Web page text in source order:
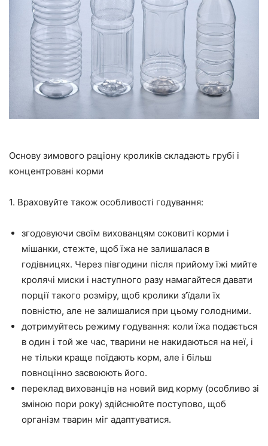
Основу зимового раціону кроликів складають грубі і
концентровані корми
1. Враховуйте також особливості годування:
згодовуючи своїм вихованцям соковиті корми і
мішанки, стежте, щоб їжа не залишалася в
годівницях. Через півгодини після прийому їжі мийте
кролячі миски і наступного разу намагайтеся давати
порції такого розміру, щоб кролики з’їдали їх
повністю, але не залишалися при цьому голодними.
дотримуйтесь режиму годування: коли їжа подається
в один і той же час, тварини не накидаються на неї, і
не тільки краще поїдають корм, але і більш
повноцінно засвоюють його.
переклад вихованців на новий вид корму (особливо зі
зміною пори року) здійснюйте поступово, щоб
організм тварин міг адаптуватися.